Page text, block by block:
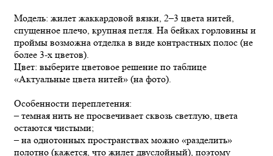
Модель: жилет жаккардовой вязки, 2–3 цвета нитей,
спущенное плечо, крупная петля. На бейках горловины и
проймы возможна отделка в виде контрастных полос (не
более 3-х цветов).
Цвет: выберите цветовое решение по таблице
«Актуальные цвета нитей» (на фото).
Особенности переплетения:
– темная нить не просвечивает сквозь светлую, цвета
остаются чистыми;
– на однотонных пространствах можно «разделить»
полотно (кажется, что жилет двуслойный), поэтому